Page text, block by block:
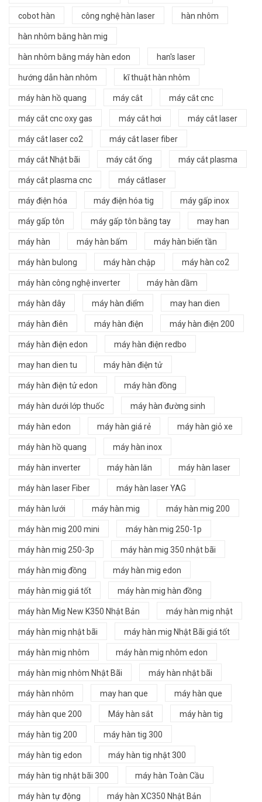
cobot hàn công nghệ hàn laser hàn nhôm
hàn nhôm bằng hàn mig
hàn nhôm bằng máy hàn edon han's laser
hướng dẫn hàn nhôm kĩ thuật hàn nhôm
máy hàn hồ quang máy cắt máy cắt cnc
máy cắt cnc oxy gas máy cắt hơi máy cắt laser
máy cắt laser co2 máy cắt laser fiber
máy cắt Nhật bãi máy cắt ống máy cắt plasma
máy cắt plasma cnc máy cắtlaser
máy điện hóa máy điện hóa tig máy gấp inox
máy gấp tôn máy gấp tôn bằng tay may han
máy hàn máy hàn bấm máy hàn biến tần
máy hàn bulong máy hàn chập máy hàn co2
máy hàn công nghệ inverter máy hàn dầm
máy hàn dây máy hàn điểm may han dien
máy hàn điên máy hàn điện máy hàn điện 200
máy hàn điện edon máy hàn điện redbo
may han dien tu máy hàn điện tử
máy hàn điện tử edon máy hàn đồng
máy hàn dưới lớp thuốc máy hàn đường sinh
máy hàn edon máy hàn giá rẻ máy hàn giỏ xe
máy hàn hồ quang máy hàn inox
máy hàn inverter máy hàn lăn máy hàn laser
máy hàn laser Fiber máy hàn laser YAG
máy hàn lưới máy hàn mig máy hàn mig 200
máy hàn mig 200 mini máy hàn mig 250-1p
máy hàn mig 250-3p máy hàn mig 350 nhật bãi
máy hàn mig đồng máy hàn mig edon
máy hàn mig giá tốt máy hàn mig hàn đồng
máy hàn Mig New K350 Nhật Bản máy hàn mig nhật
máy hàn mig nhật bãi máy hàn mig Nhật Bãi giá tốt
máy hàn mig nhôm máy hàn mig nhôm edon
máy hàn mig nhôm Nhật Bãi máy hàn nhật bãi
máy hàn nhôm may han que máy hàn que
máy hàn que 200 Máy hàn sắt máy hàn tig
máy hàn tig 200 máy hàn tig 300
máy hàn tig edon máy hàn tig nhật 300
máy hàn tig nhật bãi 300 máy hàn Toàn Cầu
máy hàn tự động máy hàn XC350 Nhật Bản